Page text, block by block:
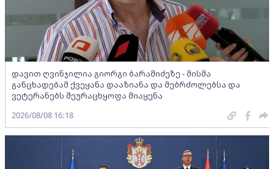
დავით ღვინჯილია გიორგი ბარამიძეზე - მისმა
განცხადებამ ქვეყანა დააზიანა და მებრძოლებსა და
ვეტერანებს შეურაცხყოფა მიაყენა
2026/08/08 16:18